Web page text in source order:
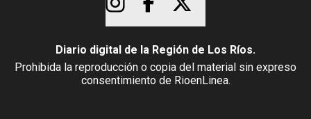
Diario digital de la Región de Los Ríos.
Prohibida la reproducción o copia del material sin expreso
consentimiento de RioenLinea.